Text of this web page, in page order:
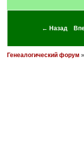
← Назад
Генеалогический форум »